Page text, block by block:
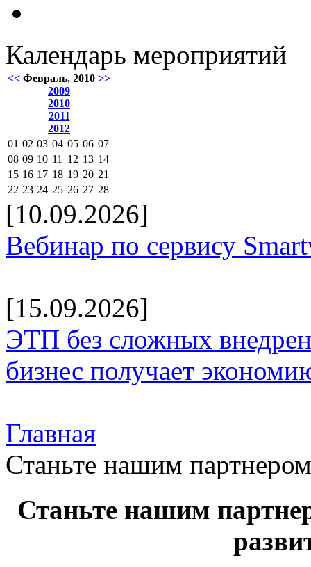
Календарь мероприятий
<< Февраль, 2010 >>
2009
2010
2011
2012
01 02 03 04 05 06 07
08 09 10 11 12 13 14
15 16 17 18 19 20 21
22 23 24 25 26 27 28
[10.09.2026]
Вебинар по сервису
[15.09.2026]
ЭТП без сложных
бизнес получает
Главная
Станьте нашим партнером
Станьте нашим